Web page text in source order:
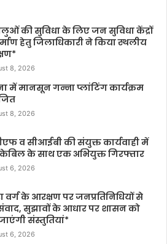
की सुविधा के लिए जन सुविधा केंद्रों
हेतु जिलाधिकारी ने किया स्थलीय
8, 2026
में मानसून गन्ना प्लांटिंग कार्यक्रम
8, 2026
व सीआईबी की संयुक्त कार्यवाही में
के साथ एक अभियुक्त गिरफ्तार
6, 2026
वर्ग के आरक्षण पर जनप्रतिनिधियों से
सुझावों के आधार पर शासन को
संस्तुतियां*
6, 2026